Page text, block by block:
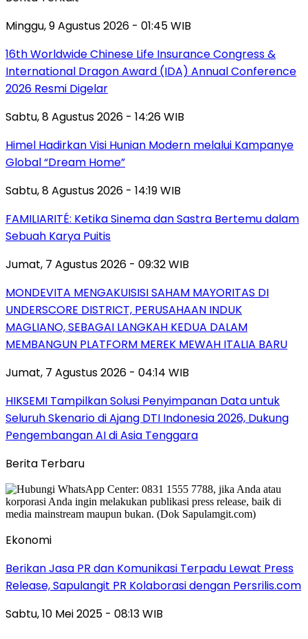
Minggu, 9 Agustus 2026 - 01:45 WIB
16th Worldwide Chinese Life Insurance Congress &
International Dragon Award (IDA) Annual Conference
2026 Resmi Digelar
Sabtu, 8 Agustus 2026 - 14:26 WIB
Himel Hadirkan Visi Hunian Modern melalui Kampanye
Global “Dream Home”
Sabtu, 8 Agustus 2026 - 14:19 WIB
FAMILIARITÉ: Ketika Sinema dan Sastra Bertemu dalam
Sebuah Karya Puitis
Jumat, 7 Agustus 2026 - 09:32 WIB
MONDEVITA MENGAKUISISI SAHAM MAYORITAS DI
UNDERSCORE DISTRICT, PERUSAHAAN INDUK
MAGLIANO, SEBAGAI LANGKAH KEDUA DALAM
MEMBANGUN PLATFORM MEREK MEWAH ITALIA BARU
Jumat, 7 Agustus 2026 - 04:14 WIB
HIKSEMI Tampilkan Solusi Penyimpanan Data untuk
Seluruh Skenario di Ajang DTI Indonesia 2026, Dukung
Pengembangan AI di Asia Tenggara
Berita Terbaru
Ekonomi
Berikan Jasa PR dan Komunikasi Terpadu Lewat Press
Release, Sapulangit PR Kolaborasi dengan Persrilis.com
Sabtu, 10 Mei 2025 - 08:13 WIB